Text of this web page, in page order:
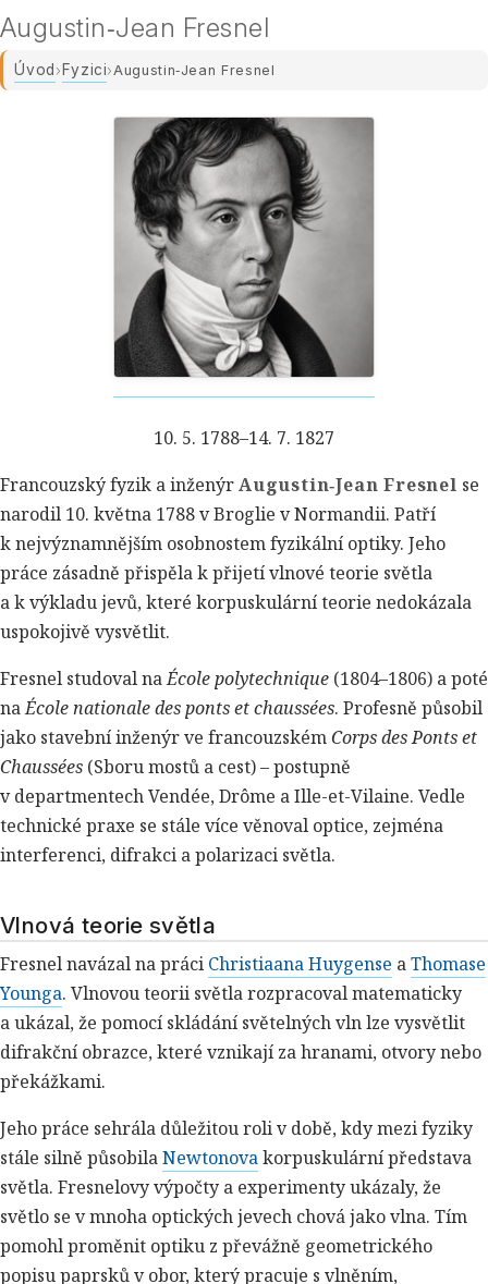
Augustin‑Jean Fresnel
Úvod›Fyzici›Augustin‑Jean Fresnel
10. 5. 1788–14. 7. 1827
Francouzský fyzik a inženýrAugustin‑Jean Fresnel se
narodil 10. května 1788 v Broglie v Normandii. Patří
k nejvýznamnějším osobnostem fyzikální optiky. Jeho
práce zásadně přispěla k přijetí vlnové teorie světla
a k výkladu jevů, které korpuskulární teorie nedokázala
uspokojivě vysvětlit.
Fresnel studoval naÉcole polytechnique (1804–1806) a poté
naÉcole nationale des ponts et chaussées. Profesně působil
jako stavební inženýr ve francouzskémCorps des Ponts et
Chaussées (Sboru mostů a cest) – postupně
v departmentech Vendée, Drôme a Ille-et-Vilaine. Vedle
technické praxe se stále více věnoval optice, zejména
interferenci, difrakci a polarizaci světla.
Vlnová teorie světla
Fresnel navázal na práci Christiaana Huygense aThomase
Younga. Vlnovou teorii světla rozpracoval matematicky
a ukázal, že pomocí skládání světelných vln lze vysvětlit
difrakční obrazce, které vznikají za hranami, otvory nebo
překážkami.
Jeho práce sehrála důležitou roli v době, kdy mezi fyziky
stále silně působilaNewtonovakorpuskulární představa
světla. Fresnelovy výpočty a experimenty ukázaly, že
světlo se v mnoha optických jevech chová jako vlna. Tím
pomohl proměnit optiku z převážně geometrického
popisu paprsků v obor, který pracuje s vlněním,